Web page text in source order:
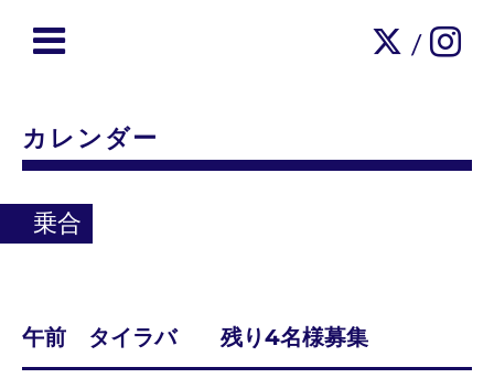
/
カレンダー
乗合
午前 タイラバ 残り4名様募集